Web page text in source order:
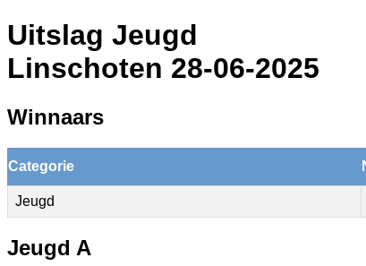
Uitslag Jeugd
Linschoten 28-06-2025
Winnaars
Categorie
Jeugd
Jeugd A